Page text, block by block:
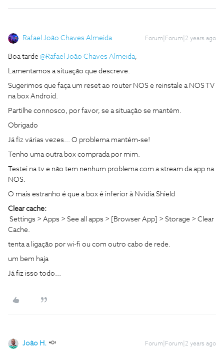
Rafael João Chaves Almeida Forum|Forum|2 years ago
Boa tarde @Rafael João Chaves Almeida,
Lamentamos a situação que descreve.
Sugerimos que faça um reset ao router NOS e reinstale a NOS TV
na box Android.
Partilhe connosco, por favor, se a situação se mantém.
Obrigado
Já fiz várias vezes... O problema mantém-se!
Tenho uma outra box comprada por mim.
Testei na tv e não tem nenhum problema com a stream da app na
NOS.
O mais estranho é que a box é inferior à Nvidia Shield
Clear cache:
Settings > Apps > See all apps > [Browser App] > Storage > Clear
Cache.
tenta a ligação por wi-fi ou com outro cabo de rede.
um bem haja
Já fiz isso todo...
João H. Forum|Forum|2 years ago